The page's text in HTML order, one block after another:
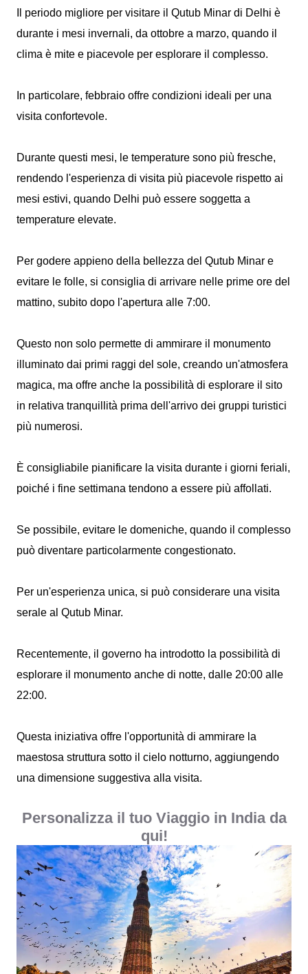
Il periodo migliore per visitare il Qutub Minar di Delhi è
durante i mesi invernali, da ottobre a marzo, quando il
clima è mite e piacevole per esplorare il complesso.
In particolare, febbraio offre condizioni ideali per una
visita confortevole.
Durante questi mesi, le temperature sono più fresche,
rendendo l'esperienza di visita più piacevole rispetto ai
mesi estivi, quando Delhi può essere soggetta a
temperature elevate.
Per godere appieno della bellezza del Qutub Minar e
evitare le folle, si consiglia di arrivare nelle prime ore del
mattino, subito dopo l'apertura alle 7:00.
Questo non solo permette di ammirare il monumento
illuminato dai primi raggi del sole, creando un'atmosfera
magica, ma offre anche la possibilità di esplorare il sito
in relativa tranquillità prima dell'arrivo dei gruppi turistici
più numerosi.
È consigliabile pianificare la visita durante i giorni feriali,
poiché i fine settimana tendono a essere più affollati.
Se possibile, evitare le domeniche, quando il complesso
può diventare particolarmente congestionato.
Per un'esperienza unica, si può considerare una visita
serale al Qutub Minar.
Recentemente, il governo ha introdotto la possibilità di
esplorare il monumento anche di notte, dalle 20:00 alle
22:00.
Questa iniziativa offre l'opportunità di ammirare la
maestosa struttura sotto il cielo notturno, aggiungendo
una dimensione suggestiva alla visita.
Personalizza il tuo Viaggio in India da
qui!